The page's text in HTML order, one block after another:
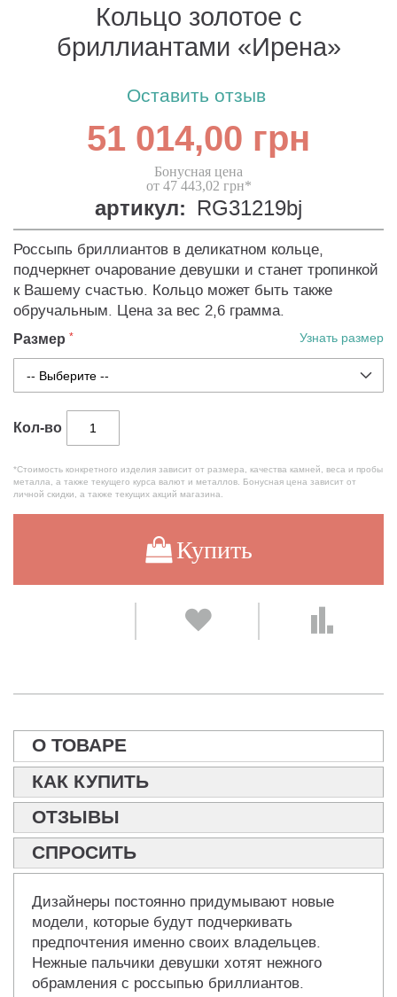
Кольцо золотое с
бриллиантами «Ирена»
Оставить отзыв
51 014,00 грн
Бонусная цена
от 47 443,02 грн*
артикул: RG31219bj
Россыпь бриллиантов в деликатном кольце,
подчеркнет очарование девушки и станет тропинкой
к Вашему счастью. Кольцо может быть также
обручальным. Цена за вес 2,6 грамма.
Размер Узнать размер
Кол-во
*Стоимость конкретного изделия зависит от размера, качества камней, веса и пробы
металла, а также текущего курса валют и металлов. Бонусная цена зависит от
личной скидки, а также текущих акций магазина.
Купить
О ТОВАРЕ
КАК КУПИТЬ
ОТЗЫВЫ
СПРОСИТЬ
Дизайнеры постоянно придумывают новые
модели, которые будут подчеркивать
предпочтения именно своих владельцев.
Нежные пальчики девушки хотят нежного
обрамления с россыпью бриллиантов.